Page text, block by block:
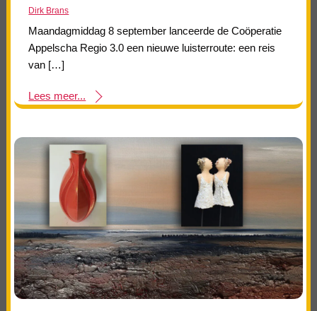
Dirk Brans
Maandagmiddag 8 september lanceerde de Coöperatie
Appelscha Regio 3.0 een nieuwe luisterroute: een reis
van […]
Lees meer...